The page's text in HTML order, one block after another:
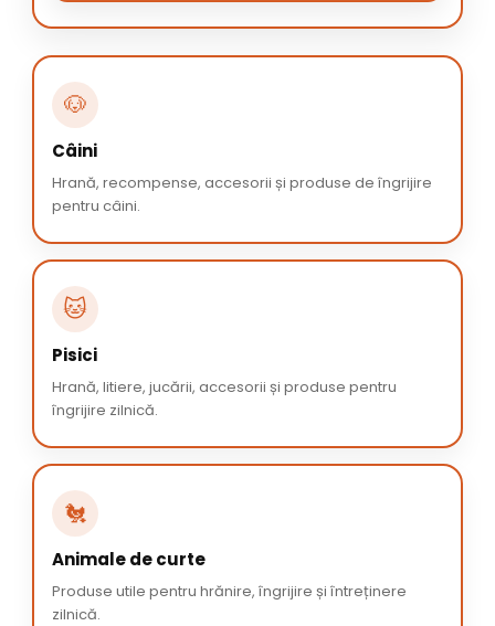
🐶
Câini
Hrană, recompense, accesorii și produse de îngrijire
pentru câini.
🐱
Pisici
Hrană, litiere, jucării, accesorii și produse pentru
îngrijire zilnică.
🐔
Animale de curte
Produse utile pentru hrănire, îngrijire și întreținere
zilnică.